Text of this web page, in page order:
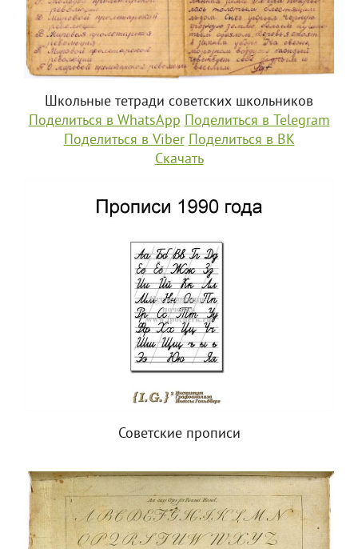
Школьные тетради советских школьников
Поделиться в WhatsApp Поделиться в Telegram
Поделиться в Viber Поделиться в ВК
Скачать
Советские прописи